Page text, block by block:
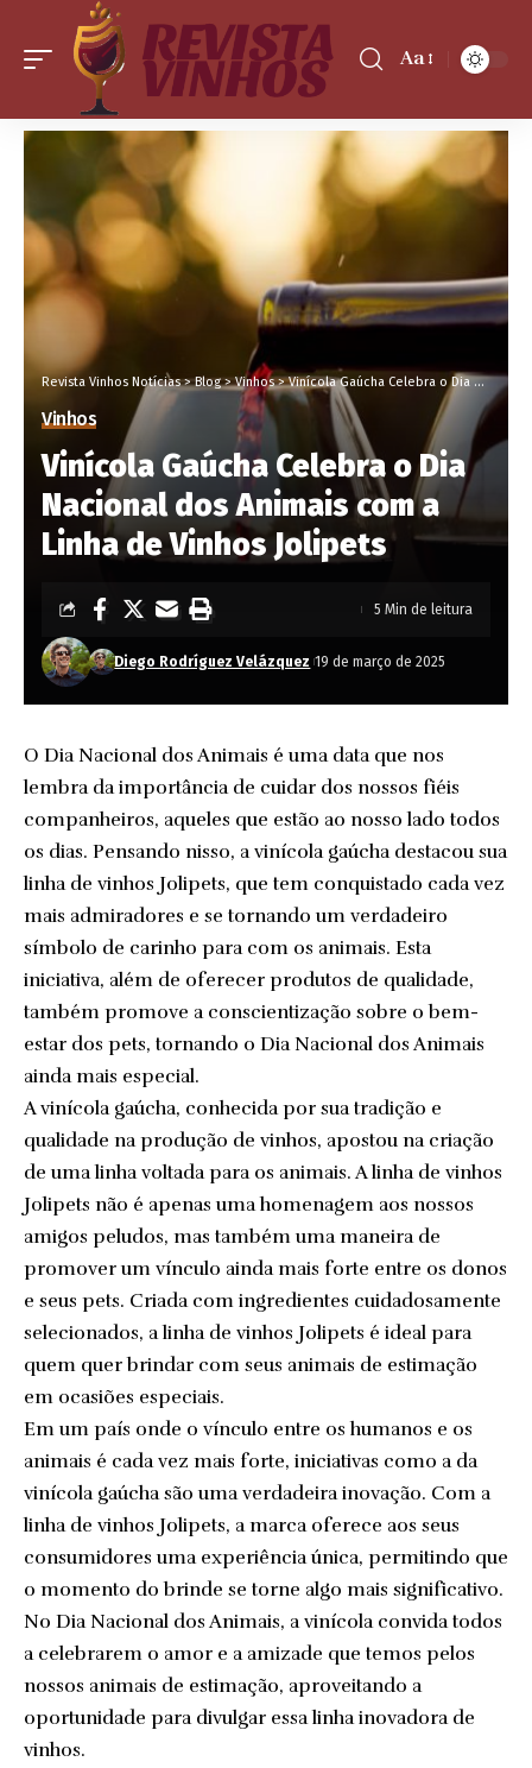
Aa
Revista Vinhos Notícias>Blog>Vinhos>Vinícola Gaúcha Celebra o Dia Nacional dos Animais com a Linha de Vinhos Jolipets
Vinhos
Vinícola Gaúcha Celebra o Dia
Nacional dos Animais com a
Linha de Vinhos Jolipets
Diego Rodríguez Velázquez 19 de março de 2025
5 Min de leitura
O Dia Nacional dos Animais é uma data que nos
lembra da importância de cuidar dos nossos fiéis
companheiros, aqueles que estão ao nosso lado todos
os dias. Pensando nisso, a vinícola gaúcha destacou sua
linha de vinhos Jolipets, que tem conquistado cada vez
mais admiradores e se tornando um verdadeiro
símbolo de carinho para com os animais. Esta
iniciativa, além de oferecer produtos de qualidade,
também promove a conscientização sobre o bem-
estar dos pets, tornando o Dia Nacional dos Animais
ainda mais especial.
A vinícola gaúcha, conhecida por sua tradição e
qualidade na produção de vinhos, apostou na criação
de uma linha voltada para os animais. A linha de vinhos
Jolipets não é apenas uma homenagem aos nossos
amigos peludos, mas também uma maneira de
promover um vínculo ainda mais forte entre os donos
e seus pets. Criada com ingredientes cuidadosamente
selecionados, a linha de vinhos Jolipets é ideal para
quem quer brindar com seus animais de estimação
em ocasiões especiais.
Em um país onde o vínculo entre os humanos e os
animais é cada vez mais forte, iniciativas como a da
vinícola gaúcha são uma verdadeira inovação. Com a
linha de vinhos Jolipets, a marca oferece aos seus
consumidores uma experiência única, permitindo que
o momento do brinde se torne algo mais significativo.
No Dia Nacional dos Animais, a vinícola convida todos
a celebrarem o amor e a amizade que temos pelos
nossos animais de estimação, aproveitando a
oportunidade para divulgar essa linha inovadora de
vinhos.